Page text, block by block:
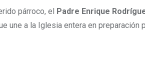
párroco, el Padre Enrique
une a la Iglesia entera en preparación